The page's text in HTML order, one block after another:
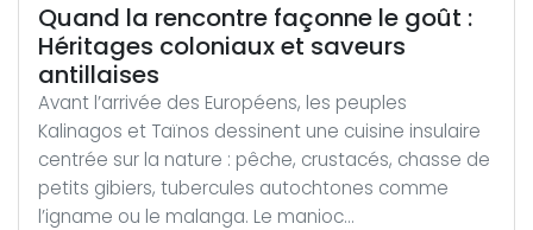
Quand la rencontre façonne le goût :
Héritages coloniaux et saveurs
antillaises
Avant l’arrivée des Européens, les peuples
Kalinagos et Taïnos dessinent une cuisine insulaire
centrée sur la nature : pêche, crustacés, chasse de
petits gibiers, tubercules autochtones comme
l’igname ou le malanga. Le manioc...